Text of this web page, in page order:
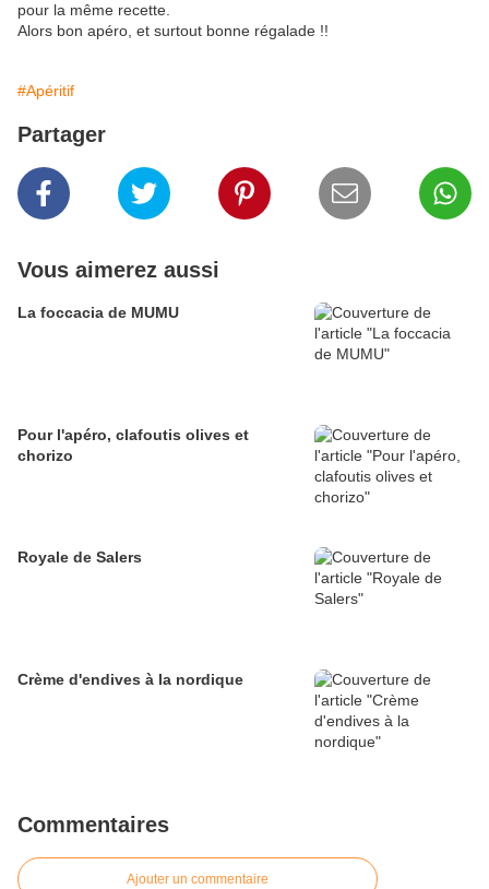
pour la même recette.
Alors bon apéro, et surtout bonne régalade !!
#Apéritif
Partager
Vous aimerez aussi
La foccacia de MUMU
Pour l'apéro, clafoutis olives et
chorizo
Royale de Salers
Crème d'endives à la nordique
Commentaires
Ajouter un commentaire